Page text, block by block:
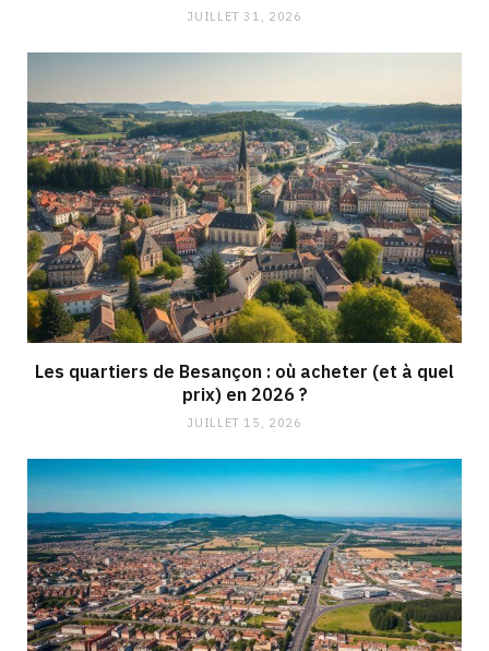
JUILLET 31, 2026
Les quartiers de Besançon : où acheter (et à quel
prix) en 2026 ?
JUILLET 15, 2026